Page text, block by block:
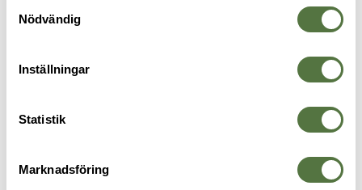
Nödvändig
Inställningar
Statistik
Marknadsföring
ÖVRIGT